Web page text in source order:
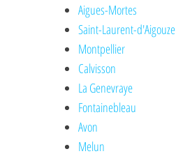
Aigues-Mortes
Saint-Laurent-d'Aigouze
Montpellier
Calvisson
La Genevraye
Fontainebleau
Avon
Melun